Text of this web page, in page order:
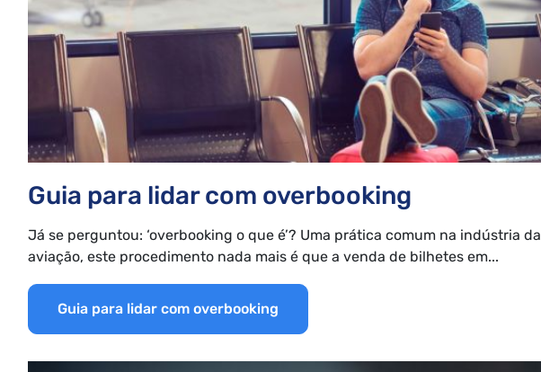
Guia para lidar com overbooking
Já se perguntou: ‘overbooking o que é’? Uma prática comum na indústria da
aviação, este procedimento nada mais é que a venda de bilhetes em...
Guia para lidar com overbooking